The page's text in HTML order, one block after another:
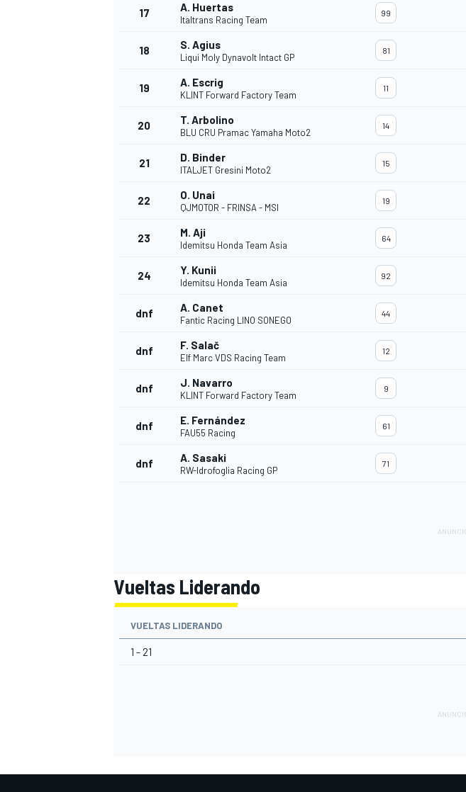
17 A. Huertas
Italtrans Racing Team
99
18 S. Agius
Liqui Moly Dynavolt Intact GP
81
19 A. Escrig
KLINT Forward Factory Team
11
20 T. Arbolino
BLU CRU Pramac Yamaha Moto2
14
21 D. Binder
ITALJET Gresini Moto2
15
22 O. Unai
QJMOTOR - FRINSA - MSI
19
23 M. Aji
Idemitsu Honda Team Asia
64
24 Y. Kunii
Idemitsu Honda Team Asia
92
dnf A. Canet
Fantic Racing LINO SONEGO
44
dnf F. Salač
Elf Marc VDS Racing Team
12
dnf J. Navarro
KLINT Forward Factory Team
9
dnf E. Fernández
FAU55 Racing
61
dnf A. Sasaki
RW-Idrofoglia Racing GP
71
Vueltas Liderando
VUELTAS LIDERANDO
1 - 21